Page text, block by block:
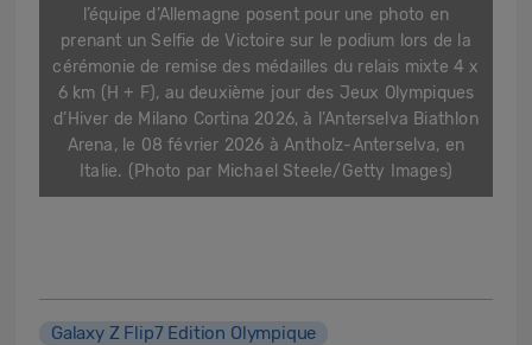
l’équipe d’Allemagne posent pour une photo en
prenant un Selfie de Victoire sur le podium lors de la
cérémonie de remise des médailles du relais mixte 4 x
6 km (H + F), au deuxième jour des Jeux Olympiques
d’Hiver de Milano Cortina 2026, à l’Anterselva Biathlon
Arena, le 08 février 2026 à Antholz-Anterselva, en
Italie. (Photo par Michael Steele/Getty Images)
Galaxy Z Flip7 Edition Olympique